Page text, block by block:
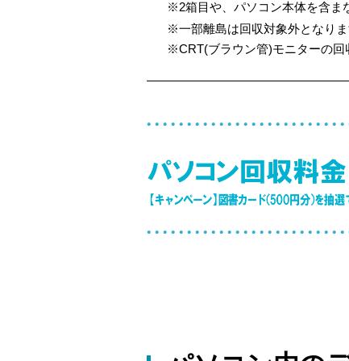
※2箱目や、パソコン本体を含ま
※一部離島は回収対象外となりま
※CRT(ブラウン管)モニターの回